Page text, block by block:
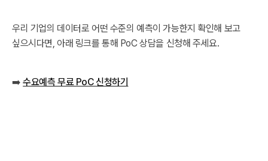
우리 기업의 데이터로 어떤 수준의 예측이 가능한지 확인해 보고
싶으시다면, 아래 링크를 통해 PoC 상담을 신청해 주세요.
➡️수요예측 무료 PoC 신청하기